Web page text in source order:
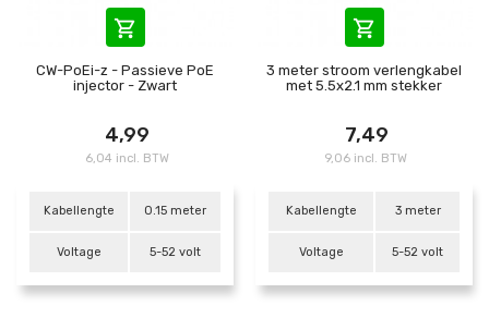

CW-PoEi-z - Passieve PoE
injector - Zwart
4,99
6,04 incl. BTW
Kabellengte 0.15 meter
Voltage 5-52 volt

3 meter stroom verlengkabel
met 5.5x2.1 mm stekker
7,49
9,06 incl. BTW
Kabellengte 3 meter
Voltage 5-52 volt